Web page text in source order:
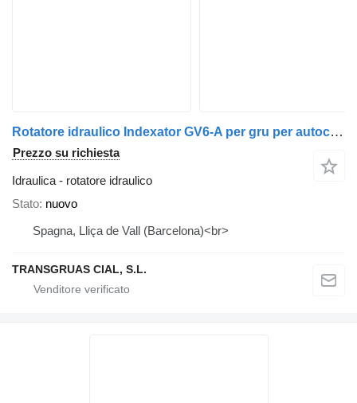
Rotatore idraulico Indexator GV6-A per gru per autocarro
Prezzo su richiesta
Idraulica - rotatore idraulico
Stato nuovo
Spagna, Lliça de Vall (Barcelona)<br>
TRANSGRUAS CIAL, S.L.